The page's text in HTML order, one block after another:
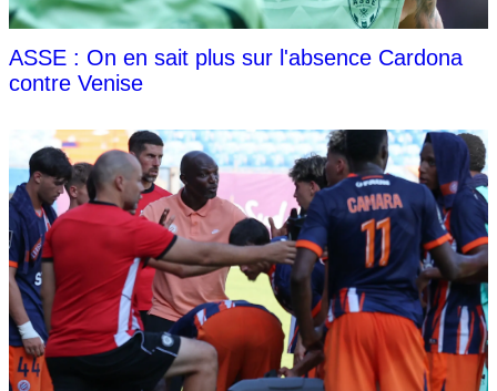
ASSE : On en sait plus sur l'absence Cardona
contre Venise